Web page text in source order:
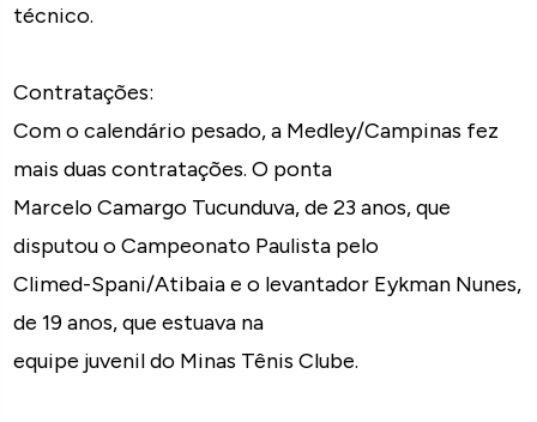
técnico.
Contratações:
Com o calendário pesado, a Medley/Campinas fez
mais duas contratações. O ponta
Marcelo Camargo Tucunduva, de 23 anos, que
disputou o Campeonato Paulista pelo
Climed-Spani/Atibaia e o levantador Eykman Nunes,
de 19 anos, que estuava na
equipe juvenil do Minas Tênis Clube.